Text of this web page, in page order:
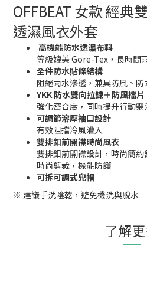
OFFBEAT 女款 經典
透濕風衣外套
高機能防水透濕布料
等級媲美 Gore-Tex，長時間
全件防水貼條結構
阻絕雨水滲透，兼具防風、防
YKK 防水雙向拉鍊＋防風擋片
強化密合度，同時提升行動靈
可調節溶壓袖口設計
有效阻擋冷風灌入
雙排釦前開襟時尚風衣
雙排釦前開襟設計，時尚簡
時尚剪裁，機能防護
可拆可調式兜帽
※ 建議手洗陰乾，避免機洗與脫水
了解